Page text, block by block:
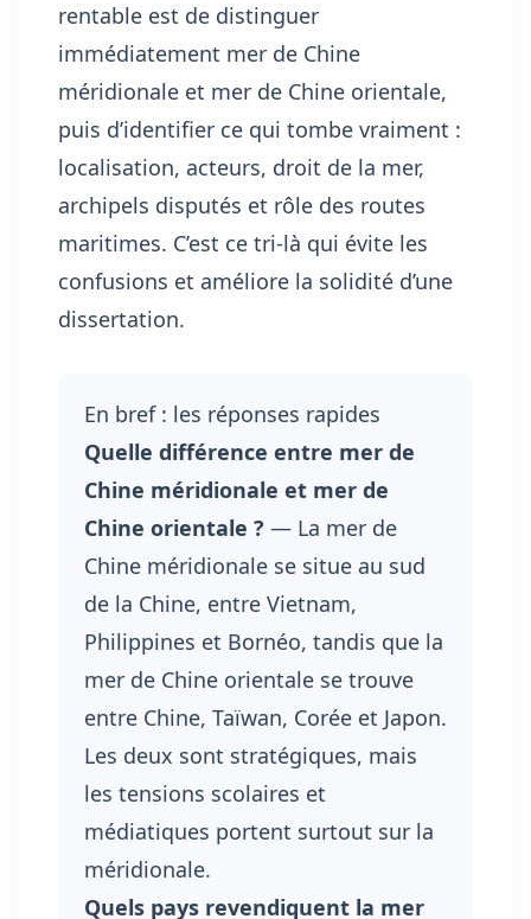
rentable est de distinguer
immédiatement mer de Chine
méridionale et mer de Chine orientale,
puis d’identifier ce qui tombe vraiment :
localisation, acteurs, droit de la mer,
archipels disputés et rôle des routes
maritimes. C’est ce tri-là qui évite les
confusions et améliore la solidité d’une
dissertation.
En bref : les réponses rapides
Quelle différence entre mer de
Chine méridionale et mer de
Chine orientale ? — La mer de
Chine méridionale se situe au sud
de la Chine, entre Vietnam,
Philippines et Bornéo, tandis que la
mer de Chine orientale se trouve
entre Chine, Taïwan, Corée et Japon.
Les deux sont stratégiques, mais
les tensions scolaires et
médiatiques portent surtout sur la
méridionale.
Quels pays revendiquent la mer